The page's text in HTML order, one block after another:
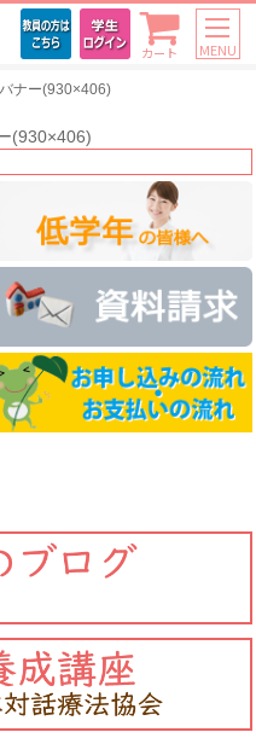
カート MENU
ナー(930×406)
(930×406)